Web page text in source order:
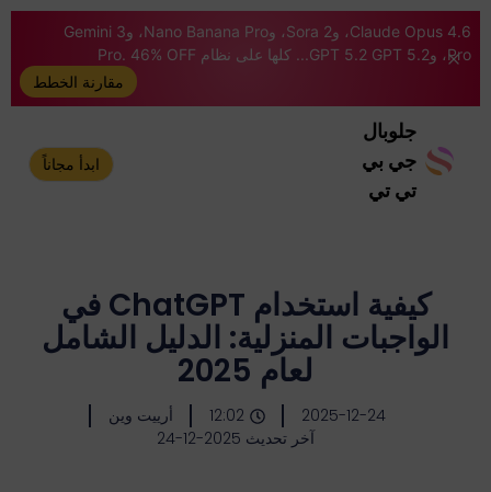
Claude Opus 4.6، وSora 2، وNano Banana Pro، وGemini 3
Pro، وGPT 5.2 GPT 5.2... كلها على نظام Pro. 46% OFF
مقارنة الخطط
جلوبال
جي بي
تي تي
ابدأ مجاناً
كيفية استخدام ChatGPT في
الواجبات المنزلية: الدليل الشامل
لعام 2025
2025-12-24
12:02
أرييت وين
آخر تحديث 2025-12-24